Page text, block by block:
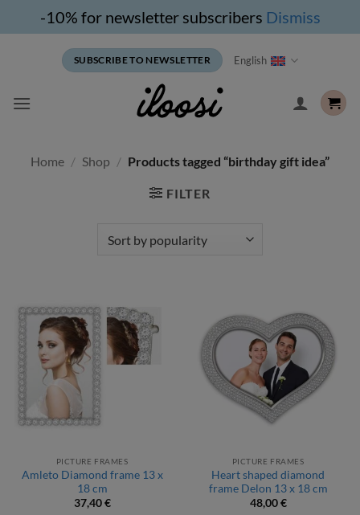
-10% for newsletter subscribers Dismiss
SUBSCRIBE TO NEWSLETTER English
Home / Shop / Products tagged “birthday gift idea”
FILTER
PICTURE FRAMES
Amleto Diamond frame 13 x
18 cm
37,40€
PICTURE FRAMES
Heart shaped diamond
frame Delon 13 x 18 cm
48,00€